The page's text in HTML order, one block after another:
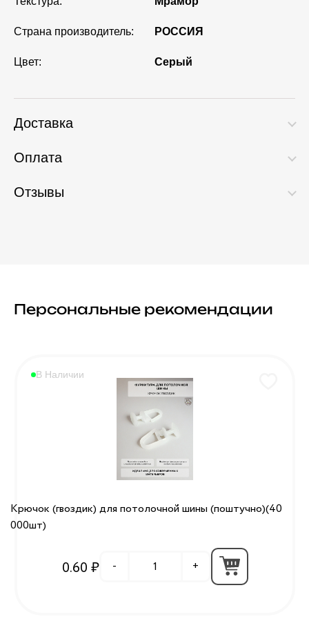
Страна производитель: РОССИЯ
Цвет: Серый
Доставка
Оплата
Отзывы
Персональные рекомендации
Крючок (гвоздик) для потолочной шины (поштучно)(40
000шт)
В Наличии
0.60 ₽ - +